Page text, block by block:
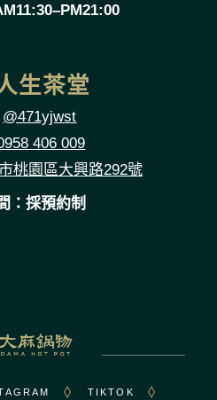
生茶堂
@471yjwst
406 009
桃園區大興路292號
：採預約制
TIKTOK